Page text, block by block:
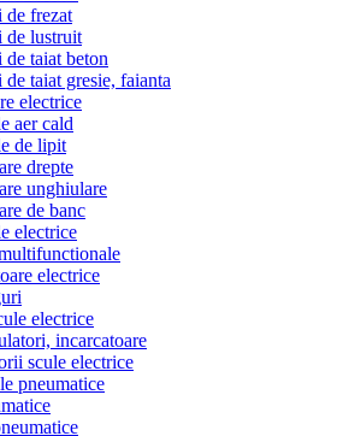
de frezat
de lustruit
de taiat beton
taiat gresie, faianta
electrice
aer cald
de lipit
drepte
unghiulare
de banc
electrice
electrice
electrice
incarcatoare
scule electrice
pneumatice